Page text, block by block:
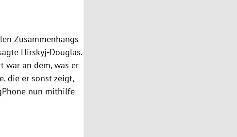
Zusammenhangs
Hirskyj-Douglas.
war an dem, was er
die er sonst zeigt,
nun mithilfe